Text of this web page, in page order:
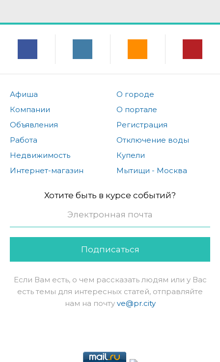
Афиша
Компании
Объявления
Работа
Недвижимость
Интернет-магазин
О городе
О портале
Регистрация
Отключение воды
Купели
Мытищи - Москва
Хотите быть в курсе событий?
Подписаться
Если Вам есть, о чем рассказать людям или у Вас
есть темы для интересных статей, отправляйте
нам на почту ve@pr.city